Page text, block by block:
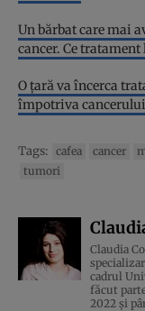
Un bărbat care mai
cancer. Ce tratament
O țară va încerca
împotriva cancerului
Tags: cafea cancer
tumori
Claudia
cadrul
făcut
2022 și